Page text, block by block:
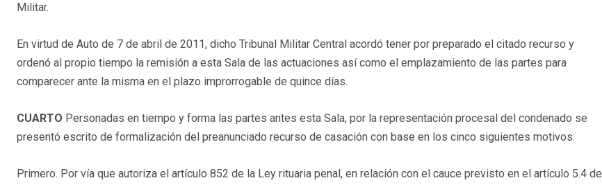
Militar.
En virtud de Auto de 7 de abril de 2011, dicho Tribunal Militar Central acordó tener por preparado el citado recurso y
ordenó al propio tiempo la remisión a esta Sala de las actuaciones así como el emplazamiento de las partes para
comparecer ante la misma en el plazo improrrogable de quince días.
CUARTO Personadas en tiempo y forma las partes antes esta Sala, por la representación procesal del condenado se
presentó escrito de formalización del preanunciado recurso de casación con base en los cinco siguientes motivos:
Primero. Por vía que autoriza el artículo 852 de la Ley rituaria penal, en relación con el cauce previsto en el artículo 5.4 de